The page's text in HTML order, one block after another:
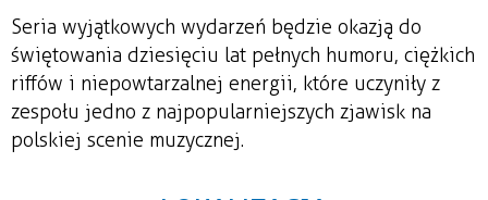
Seria wyjątkowych wydarzeń będzie okazją do
świętowania dziesięciu lat pełnych humoru, ciężkich
riffów i niepowtarzalnej energii, które uczyniły z
zespołu jedno z najpopularniejszych zjawisk na
polskiej scenie muzycznej.